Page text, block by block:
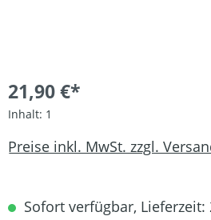
21,90 €*
Inhalt: 1
Preise inkl. MwSt. zzgl.
Sofort verfügbar, Lieferzeit: